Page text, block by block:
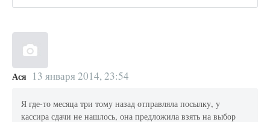
Ася 13 января 2014, 23:54
Я где-то месяца три тому назад отправляла посылку, у
кассира сдачи не нашлось, она предложила взять на выбор